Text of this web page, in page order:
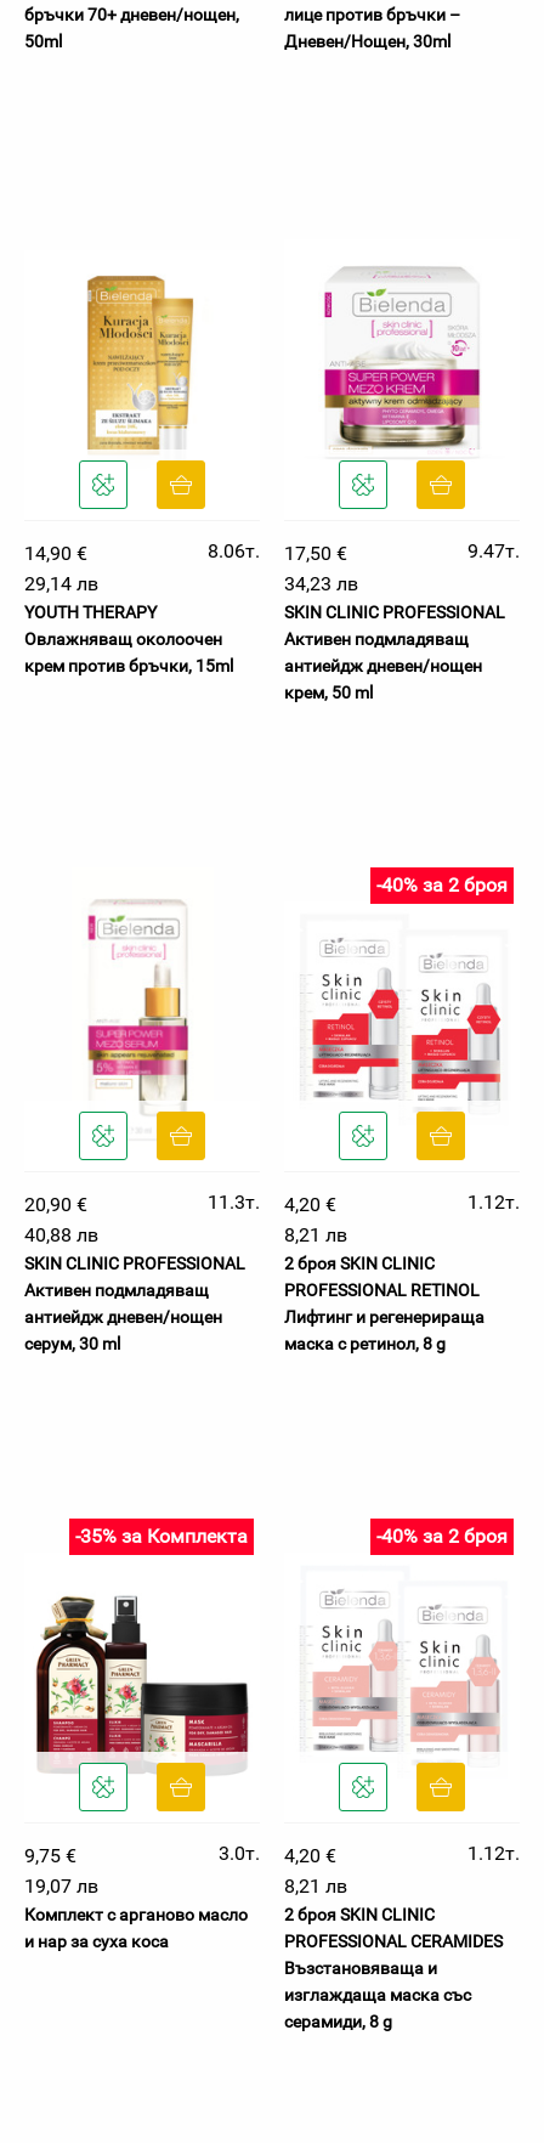
бръчки 70+ дневен/нощен,
50ml
лице против бръчки –
Дневен/Нощен, 30ml
14,90 €
8.06т.
29,14 лв
YOUTH THERAPY
Овлажняващ околоочен
крем против бръчки, 15ml
17,50 €
9.47т.
34,23 лв
SKIN CLINIC PROFESSIONAL
Активен подмладяващ
антиейдж дневен/нощен
крем, 50 ml
20,90 €
11.3т.
40,88 лв
SKIN CLINIC PROFESSIONAL
Активен подмладяващ
антиейдж дневен/нощен
серум, 30 ml
-40% за 2 броя
4,20 €
1.12т.
8,21 лв
2 броя SKIN CLINIC
PROFESSIONAL RETINOL
Лифтинг и регенерираща
маска с ретинол, 8 g
-35% за Комплекта
9,75 €
3.0т.
19,07 лв
Комплект с арганово масло
и нар за суха коса
-40% за 2 броя
4,20 €
1.12т.
8,21 лв
2 броя SKIN CLINIC
PROFESSIONAL CERAMIDES
Възстановяваща и
изглаждаща маска със
серамиди, 8 g